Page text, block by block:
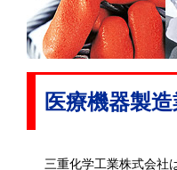
医療機器製
三重化学工業株式会社